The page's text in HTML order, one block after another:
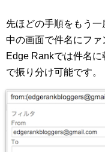
先ほどの手順をもう
中の画面で件名にファ
Edge Rankでは件名
で振り分け可能です。